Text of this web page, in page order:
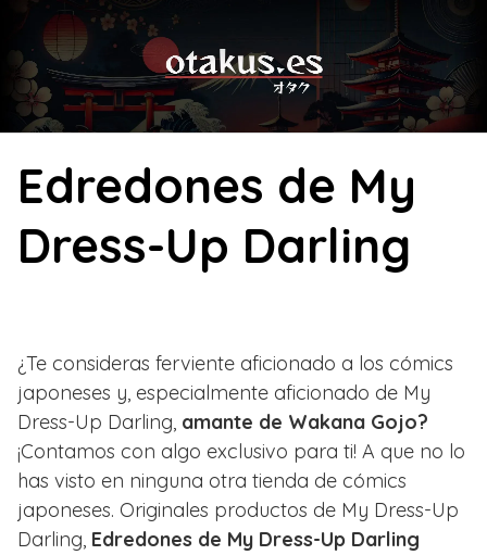
content
Edredones de My
Dress-Up Darling
¿Te consideras ferviente aficionado a los cómics
japoneses y, especialmente aficionado de My
Dress-Up Darling, amante de Wakana Gojo?
¡Contamos con algo exclusivo para ti! A que no lo
has visto en ninguna otra tienda de cómics
japoneses. Originales productos de My Dress-Up
Darling, Edredones de My Dress-Up Darling